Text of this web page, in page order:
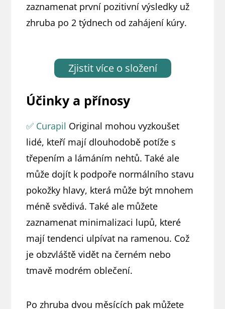
zaznamenat první pozitivní výsledky už
zhruba po 2 týdnech od zahájení kúry.
Zjistit více o složení
Účinky a přínosy
✅ Curapil Original mohou vyzkoušet
lidé, kteří mají dlouhodobě potíže s
třepením a lámáním nehtů. Také ale
může dojít k podpoře normálního stavu
pokožky hlavy, která může být mnohem
méně svědivá. Také ale můžete
zaznamenat minimalizaci lupů, které
mají tendenci ulpívat na ramenou. Což
je obzvláště vidět na černém nebo
tmavě modrém oblečení.
Po zhruba dvou měsících pak můžete